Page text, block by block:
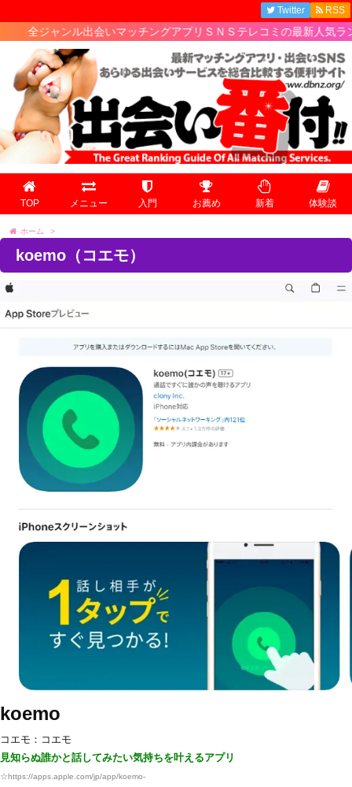
ジャンル出会いマッチングアプリＳＮＳテレコミの最新人気ランキン
TOP メニュー 入門 お薦め 新着 体験談
Twitter RSS
ホーム >
koemo（コエモ）
koemo
コエモ：コエモ
見知らぬ誰かと話してみたい気持ちを叶えるアプリ
☆https://apps.apple.com/jp/app/koemo-